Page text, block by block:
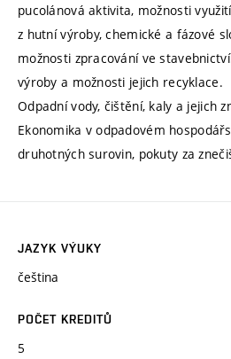
pucolánová aktivita, možnosti
z hutní výroby, chemické a fázové
možnosti zpracování ve
výroby a možnosti jejich recyklace.
Odpadní vody, čištění, kaly a jejich
Ekonomika v odpadovém
druhotných surovin, pokuty za
JAZYK VÝUKY
čeština
POČET KREDITŮ
5